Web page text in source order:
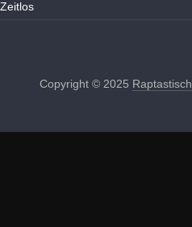
Zeitlos
Copyright © 2025 Raptastisch